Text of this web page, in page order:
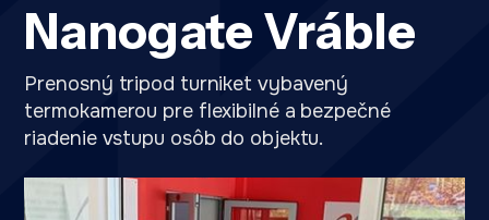
Nanogate Vráble
Prenosný tripod turniket vybavený
termokamerou pre flexibilné a bezpečné
riadenie vstupu osôb do objektu.